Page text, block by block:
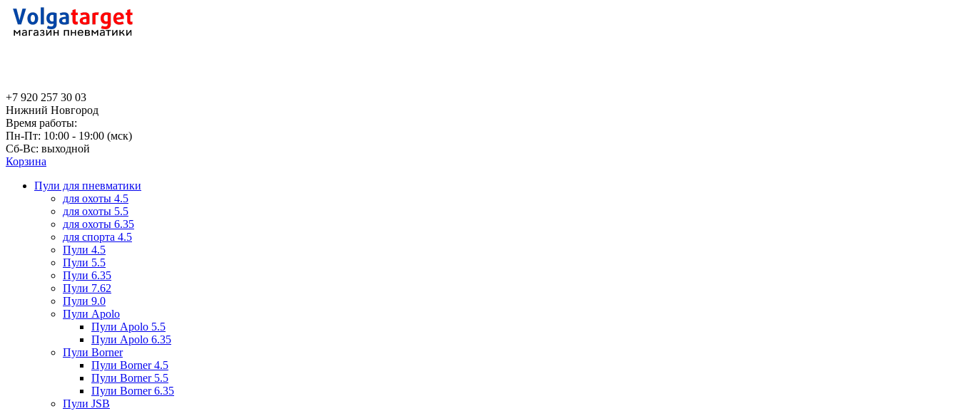
+7 920 257 30 03
Нижний Новгород
Время работы:
Пн-Пт: 10:00 - 19:00 (мск)
Сб-Вс: выходной
Корзина
Пули для пневматики
для охоты 4.5
для охоты 5.5
для охоты 6.35
для спорта 4.5
Пули 4.5
Пули 5.5
Пули 6.35
Пули 7.62
Пули 9.0
Пули Apolo
Пули Apolo 5.5
Пули Apolo 6.35
Пули Borner
Пули Borner 4.5
Пули Borner 5.5
Пули Borner 6.35
Пули JSB